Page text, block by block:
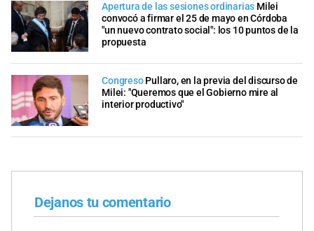
Apertura de las sesiones ordinarias Milei
convocó a firmar el 25 de mayo en Córdoba
"un nuevo contrato social": los 10 puntos de la
propuesta
Congreso Pullaro, en la previa del discurso de
Milei: "Queremos que el Gobierno mire al
interior productivo"
Dejanos tu comentario